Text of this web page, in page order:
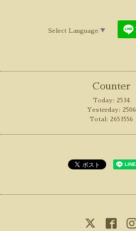
Select Language ▼
Counter
Today: 2534
Yesterday: 2506
Total: 2653556